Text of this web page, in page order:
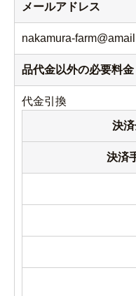
メールアドレス
nakamura-
品代金以外の必要料金
代金引換
決済
決済